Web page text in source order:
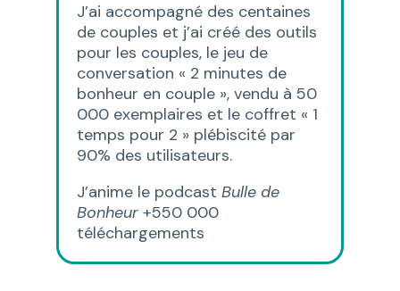
J’ai accompagné des centaines
de couples et j’ai créé des outils
pour les couples, le jeu de
conversation « 2 minutes de
bonheur en couple », vendu à 50
000 exemplaires et le coffret « 1
temps pour 2 » plébiscité par
90% des utilisateurs.
J’anime le podcast Bulle de
Bonheur+550 000
téléchargements